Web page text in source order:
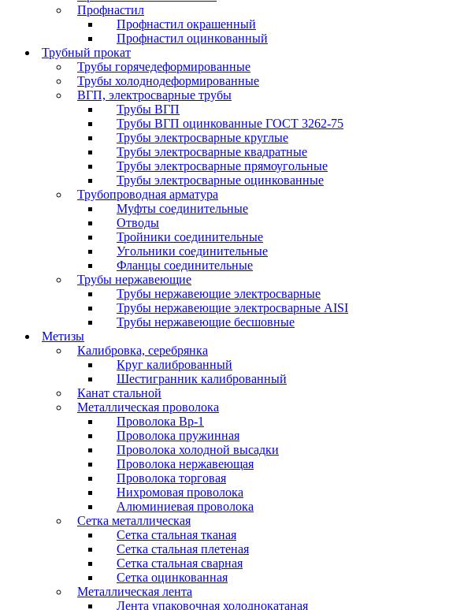
Профнастил
Профнастил окрашенный
Профнастил оцинкованный
Трубный прокат
Трубы горячедеформированные
Трубы холоднодеформированные
ВГП, электросварные трубы
Трубы ВГП
Трубы ВГП оцинкованные ГОСТ 3262-75
Трубы электросварные круглые
Трубы электросварные квадратные
Трубы электросварные прямоугольные
Трубы электросварные оцинкованные
Трубопроводная арматура
Муфты соединительные
Отводы
Тройники соединительные
Угольники соединительные
Фланцы соединительные
Трубы нержавеющие
Трубы нержавеющие электросварные
Трубы нержавеющие электросварные AISI
Трубы нержавеющие бесшовные
Метизы
Калибровка, серебрянка
Круг калиброванный
Шестигранник калиброванный
Канат стальной
Металлическая проволока
Проволока Вр-1
Проволока пружинная
Проволока холодной высадки
Проволока нержавеющая
Проволока торговая
Нихромовая проволока
Алюминиевая проволока
Сетка металлическая
Сетка стальная тканая
Сетка стальная плетеная
Сетка стальная сварная
Сетка оцинкованная
Металлическая лента
Лента упаковочная холоднокатаная